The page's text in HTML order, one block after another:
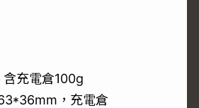
含充電倉100g
，充電倉